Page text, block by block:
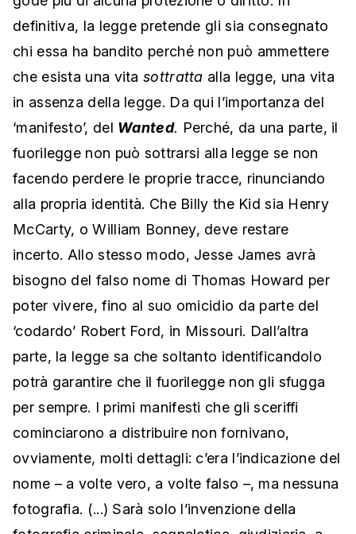
definitiva, la legge pretende gli sia consegnato
chi essa ha bandito perché non può ammettere
che esista una vita sottratta alla legge, una vita
in assenza della legge. Da qui l’importanza del
‘manifesto’, del Wanted. Perché, da una parte, il
fuorilegge non può sottrarsi alla legge se non
facendo perdere le proprie tracce, rinunciando
alla propria identità. Che Billy the Kid sia Henry
McCarty, o William Bonney, deve restare
incerto. Allo stesso modo, Jesse James avrà
bisogno del falso nome di Thomas Howard per
poter vivere, fino al suo omicidio da parte del
‘codardo’ Robert Ford, in Missouri. Dall’altra
parte, la legge sa che soltanto identificandolo
potrà garantire che il fuorilegge non gli sfugga
per sempre. I primi manifesti che gli sceriffi
cominciarono a distribuire non fornivano,
ovviamente, molti dettagli: c’era l’indicazione del
nome – a volte vero, a volte falso –, ma nessuna
fotografia. (...) Sarà solo l’invenzione della
fotografia criminale, segnaletica, giudiziaria, a